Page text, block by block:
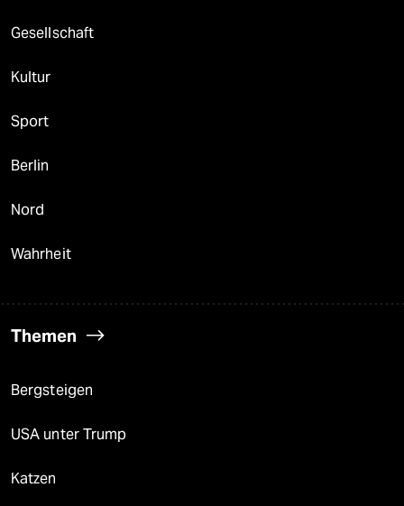
Gesellschaft
Kultur
Sport
Berlin
Nord
Wahrheit
Themen
Bergsteigen
USA unter Trump
Katzen